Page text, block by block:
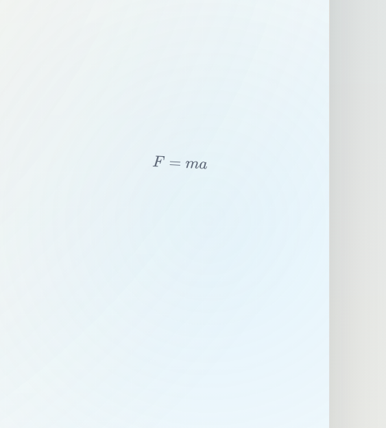
F =ma